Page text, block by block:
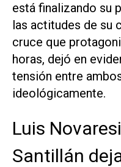
está finalizando su
las actitudes de su
cruce que
horas, dejó en
tensión entre
ideológicamente.
Luis
Santillán